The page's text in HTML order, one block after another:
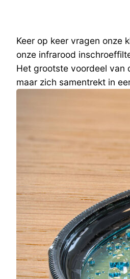
Keer op keer vragen onze
onze infrarood
Het grootste voordeel van
maar zich samentrekt in